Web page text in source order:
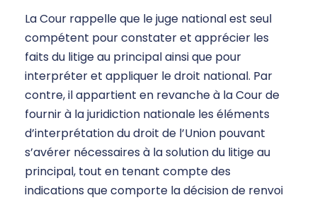
La Cour rappelle que le juge national est seul
compétent pour constater et apprécier les
faits du litige au principal ainsi que pour
interpréter et appliquer le droit national. Par
contre, il appartient en revanche à la Cour de
fournir à la juridiction nationale les éléments
d’interprétation du droit de l’Union pouvant
s’avérer nécessaires à la solution du litige au
principal, tout en tenant compte des
indications que comporte la décision de renvoi